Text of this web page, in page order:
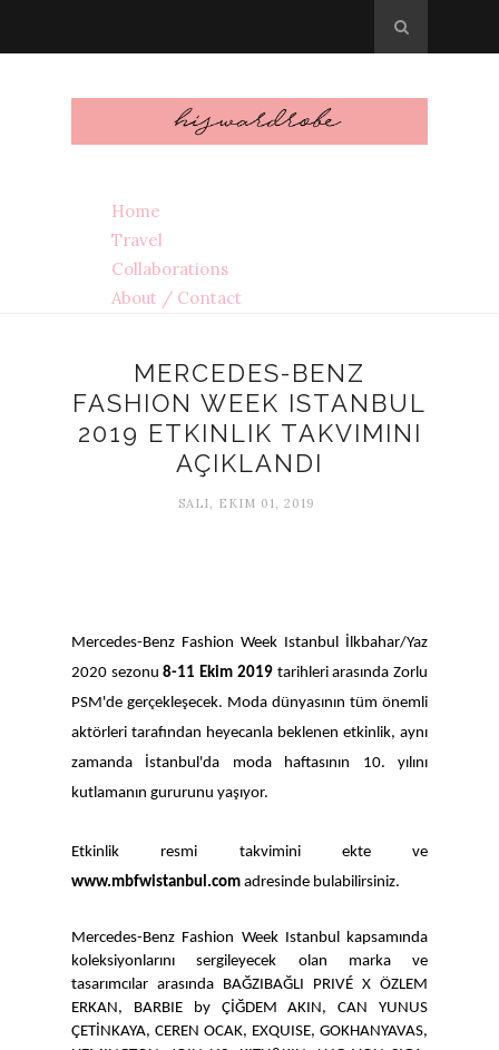
Home
Travel
Collaborations
About / Contact
MERCEDES-BENZ
FASHION WEEK ISTANBUL
2019 ETKINLIK TAKVIMINI
AÇIKLANDI
SALI, EKIM 01, 2019
Mercedes-Benz Fashion Week Istanbul İlkbahar/Yaz
2020 sezonu8-11 Ekim 2019tarihleri arasındaZorlu
PSM'de gerçekleşecek. Moda dünyasının tüm önemli
aktörleri tarafından heyecanla beklenen etkinlik, aynı
zamanda İstanbul'da moda haftasının 10. yılını
kutlamanın gururunu yaşıyor.
Etkinlik resmi takvimini ekte ve
www.mbfwistanbul.com adresinde bulabilirsiniz.
Mercedes-Benz Fashion Week Istanbul kapsamında
koleksiyonlarını sergileyecek olan marka ve
tasarımcılar arasında BAĞZIBAĞLI PRIVÉ X ÖZLEM
ERKAN, BARBIE by ÇİĞDEM AKIN, CAN YUNUS
ÇETİNKAYA, CEREN OCAK, EXQUISE, GOKHANYAVAS,